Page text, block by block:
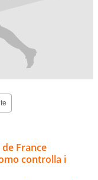
France
controlla i